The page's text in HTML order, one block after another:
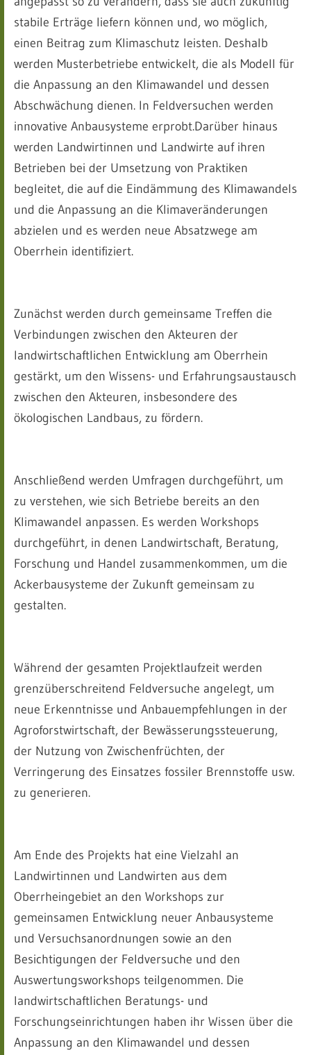
stabile Erträge liefern können und, wo möglich,
einen Beitrag zum Klimaschutz leisten. Deshalb
werden Musterbetriebe entwickelt, die als Modell für
die Anpassung an den Klimawandel und dessen
Abschwächung dienen. In Feldversuchen werden
innovative Anbausysteme erprobt.Darüber hinaus
werden Landwirtinnen und Landwirte auf ihren
Betrieben bei der Umsetzung von Praktiken
begleitet, die auf die Eindämmung des Klimawandels
und die Anpassung an die Klimaveränderungen
abzielen und es werden neue Absatzwege am
Oberrhein identifiziert.
Zunächst werden durch gemeinsame Treffen die
Verbindungen zwischen den Akteuren der
landwirtschaftlichen Entwicklung am Oberrhein
gestärkt, um den Wissens- und Erfahrungsaustausch
zwischen den Akteuren, insbesondere des
ökologischen Landbaus, zu fördern.
Anschließend werden Umfragen durchgeführt, um
zu verstehen, wie sich Betriebe bereits an den
Klimawandel anpassen. Es werden Workshops
durchgeführt, in denen Landwirtschaft, Beratung,
Forschung und Handel zusammenkommen, um die
Ackerbausysteme der Zukunft gemeinsam zu
gestalten.
Während der gesamten Projektlaufzeit werden
grenzüberschreitend Feldversuche angelegt, um
neue Erkenntnisse und Anbauempfehlungen in der
Agroforstwirtschaft, der Bewässerungssteuerung,
der Nutzung von Zwischenfrüchten, der
Verringerung des Einsatzes fossiler Brennstoffe usw.
zu generieren.
Am Ende des Projekts hat eine Vielzahl an
Landwirtinnen und Landwirten aus dem
Oberrheingebiet an den Workshops zur
gemeinsamen Entwicklung neuer Anbausysteme
und Versuchsanordnungen sowie an den
Besichtigungen der Feldversuche und den
Auswertungsworkshops teilgenommen. Die
landwirtschaftlichen Beratungs- und
Forschungseinrichtungen haben ihr Wissen über die
Anpassung an den Klimawandel und dessen